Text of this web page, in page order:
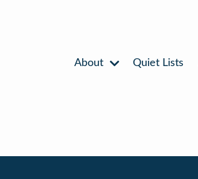
About Quiet Lists